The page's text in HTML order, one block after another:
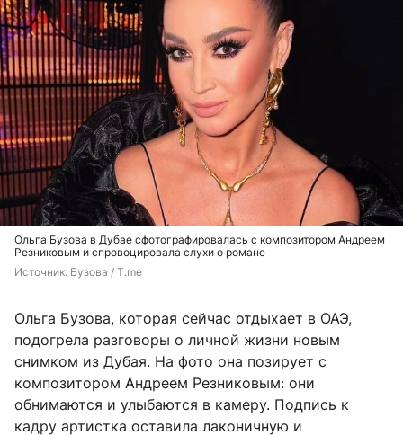
Ольга Бузова в Дубае сфотографировалась с композитором Андреем
Резниковым и спровоцировала слухи о романе
Источник: Бузова / T.me
Ольга Бузова, которая сейчас отдыхает в ОАЭ,
подогрела разговоры о личной жизни новым
снимком из Дубая. На фото она позирует с
композитором Андреем Резниковым: они
обнимаются и улыбаются в камеру. Подпись к
кадру артистка оставила лаконичную и